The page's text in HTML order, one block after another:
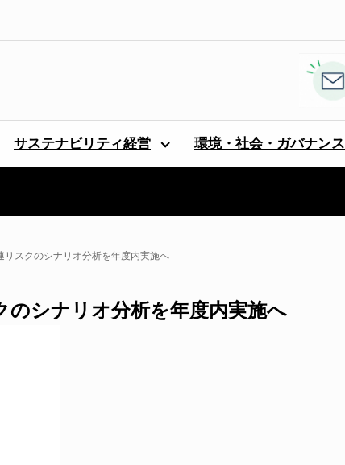
サステナビリティ経営 環境・社会・ガバナンス
リスクのシナリオ分析を年度内実施へ
のシナリオ分析を年度内実施へ